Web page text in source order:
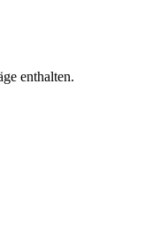
enthalten.